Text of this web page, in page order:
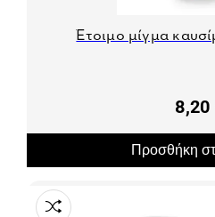
Έτοιμο μίγμα
8,20
Προσθήκη